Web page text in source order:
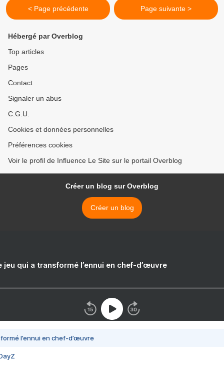
< Page précédente Page suivante >
Hébergé par Overblog
Top articles
Pages
Contact
Signaler un abus
C.G.U.
Cookies et données personnelles
Préférences cookies
Voir le profil de Influence Le Site sur le portail Overblog
Créer un blog sur Overblog
Créer un blog
jeu qui a transformé l’ennui en chef-d’œuvre
l’ennui en chef-d’œuvre